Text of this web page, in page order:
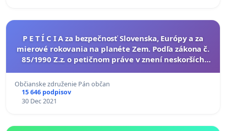
P E T Í C I A za bezpečnosť Slovenska, Európy a za
mierové rokovania na planéte Zem. Podľa zákona č.
85/1990 Z.z. o petičnom práve v znení neskorších
Občianske združenie Pán občan
15 646 podpisov
30 Dec 2021